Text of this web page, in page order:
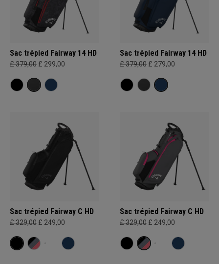
Sac trépied Fairway 14 HD
£ 379,00 £ 299,00
Sac trépied Fairway 14 HD
£ 379,00 £ 279,00
Sac trépied Fairway C HD
£ 329,00 £ 249,00
Sac trépied Fairway C HD
£ 329,00 £ 249,00